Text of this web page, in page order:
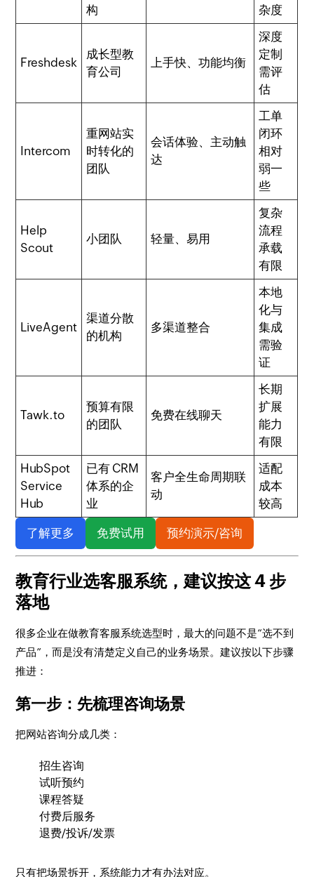
构
杂度
Freshdesk
成长型教
育公司
上手快、功能均衡
深度
定制
需评
估
Intercom
重网站实
时转化的
团队
会话体验、主动触
达
工单
闭环
相对
弱一
些
Help
Scout
小团队 轻量、易用
复杂
流程
承载
有限
LiveAgent
渠道分散
的机构
多渠道整合
本地
化与
集成
需验
证
Tawk.to
预算有限
的团队
免费在线聊天
长期
扩展
能力
有限
HubSpot
Service
Hub
已有 CRM
体系的企
业
客户全生命周期联
动
适配
成本
较高
了解更多 免费试用 预约演示/咨询
教育行业选客服系统，建议按这 4 步
落地
很多企业在做教育客服系统选型时，最大的问题不是“选不到
产品”，而是没有清楚定义自己的业务场景。建议按以下步骤
推进：
第一步：先梳理咨询场景
把网站咨询分成几类：
招生咨询
试听预约
课程答疑
付费后服务
退费/投诉/发票
只有把场景拆开，系统能力才有办法对应。